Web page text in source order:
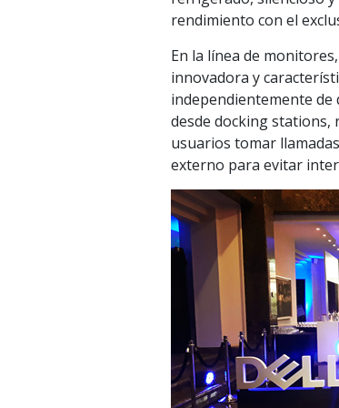
rendimiento con el
En la línea de
innovadora y
independientemente
desde docking stations,
usuarios tomar
externo para evitar